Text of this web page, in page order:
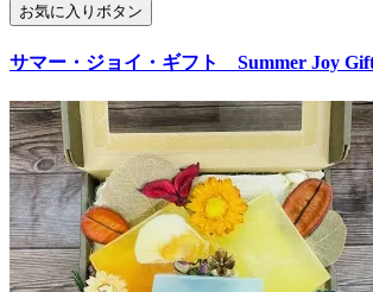
お気に入りボタン
サマー・ジョイ・ギフト Summer Joy